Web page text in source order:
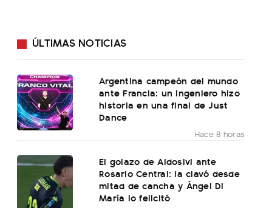
ÚLTIMAS NOTICIAS
Argentina campeón del mundo
ante Francia: un ingeniero hizo
historia en una final de Just
Dance
Hace 8 horas
El golazo de Aldosivi ante
Rosario Central: la clavó desde
mitad de cancha y Ángel Di
María lo felicitó